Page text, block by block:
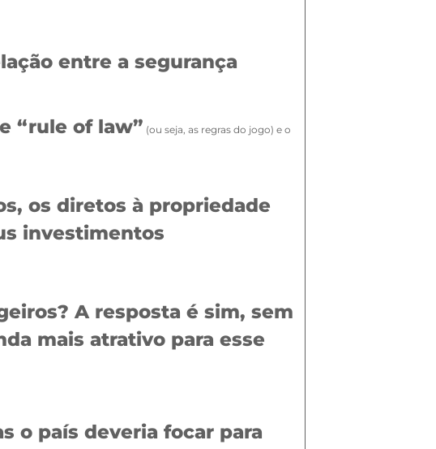
entre a segurança
“rule of law” (ou seja, as regras do jogo) e o
os diretos à propriedade
investimentos
A resposta é sim, sem
mais atrativo para esse
o país deveria focar para